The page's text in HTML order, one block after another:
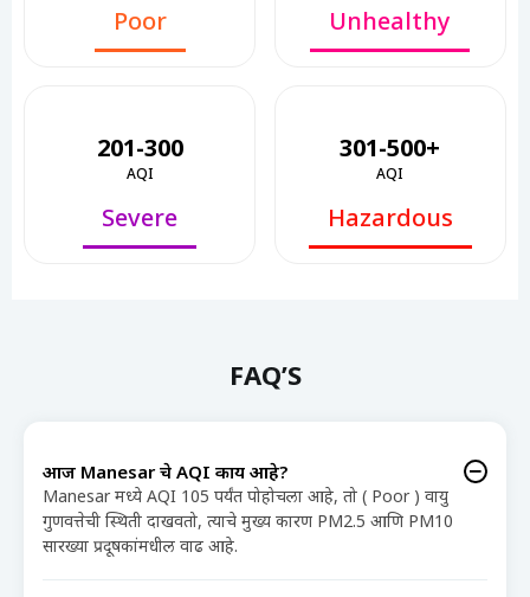
Poor Unhealthy
201-300
AQI
Severe
301-500+
AQI
Hazardous
FAQ’S
आज Manesar चे AQI काय आहे?
Manesar मध्ये AQI 105 पर्यंत पोहोचला आहे, तो ( Poor ) वायु
गुणवत्तेची स्थिती दाखवतो, त्याचे मुख्य कारण PM2.5 आणि PM10
सारख्या प्रदूषकांमधील वाढ आहे.